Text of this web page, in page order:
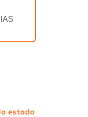
estado